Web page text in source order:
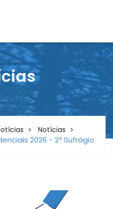
Notícias
2026 - 2º Sufrágio